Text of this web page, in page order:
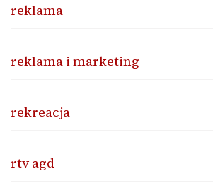
reklama
reklama i marketing
rekreacja
rtv agd